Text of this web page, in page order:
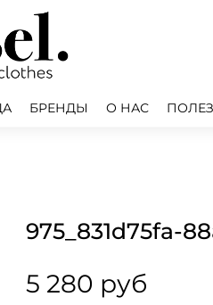
БРЕНДЫ О НАС
975_831d75fa-
5 280 руб